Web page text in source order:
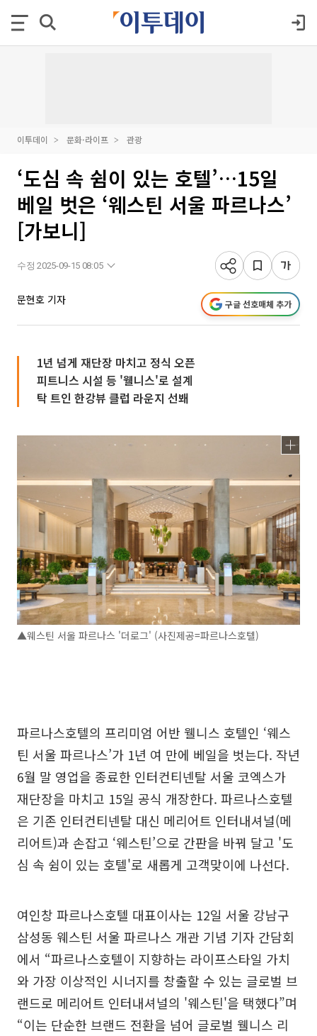
이투데이 문화·라이프 관광
‘도심 속 쉼이 있는 호텔’…15일
베일 벗은 ‘웨스틴 서울 파르나스’
[가보니]
수정 2025-09-15 08:05
문현호 기자 구글 선호매체 추가
1년 넘게 재단장 마치고 정식 오픈
피트니스 시설 등 '웰니스'로 설계
탁 트인 한강뷰 클럽 라운지 선봬
▲웨스틴 서울 파르나스 '더로그' (사진제공=파르나스호텔)
파르나스호텔의 프리미엄 어반 웰니스 호텔인 ‘웨스
틴 서울 파르나스’가 1년 여 만에 베일을 벗는다. 작년
6월 말 영업을 종료한 인터컨티넨탈 서울 코엑스가
재단장을 마치고 15일 공식 개장한다. 파르나스호텔
은 기존 인터컨티넨탈 대신 메리어트 인터내셔널(메
리어트)과 손잡고 ‘웨스틴’으로 간판을 바꿔 달고 '도
심 속 쉼이 있는 호텔'로 새롭게 고객맞이에 나선다.
여인창 파르나스호텔 대표이사는 12일 서울 강남구
삼성동 웨스틴 서울 파르나스 개관 기념 기자 간담회
에서 “파르나스호텔이 지향하는 라이프스타일 가치
와 가장 이상적인 시너지를 창출할 수 있는 글로벌 브
랜드로 메리어트 인터내셔널의 '웨스틴'을 택했다”며
“이는 단순한 브랜드 전환을 넘어 글로벌 웰니스 리